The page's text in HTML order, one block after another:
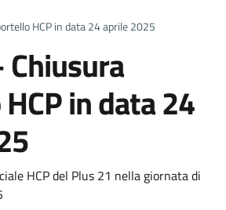
HCP in data 24 aprile 2025
in data 24
notizia
HCP del Plus 21 nella giornata di